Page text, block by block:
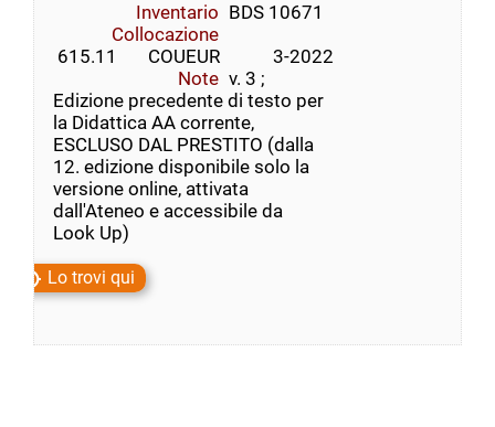
Inventario BDS 10671
Collocazione
615.11       COUEUR            3-2022
Note v. 3 ;
Edizione precedente di testo per
la Didattica AA corrente,
ESCLUSO DAL PRESTITO (dalla
12. edizione disponibile solo la
versione online, attivata
dall'Ateneo e accessibile da
Look Up)
Lo trovi qui